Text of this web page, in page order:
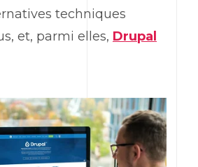
techniques
et, parmi elles, Drupal